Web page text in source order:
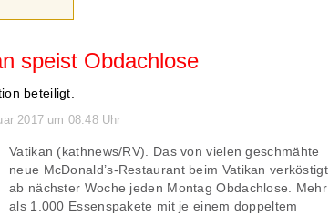
speist Obdachlose
beteiligt.
2017 um 08:48 Uhr
Vatikan (kathnews/RV). Das von vielen geschmähte
neue McDonald’s-Restaurant beim Vatikan verköstigt
ab nächster Woche jeden Montag Obdachlose. Mehr
als 1.000 Essenspakete mit je einem doppeltem